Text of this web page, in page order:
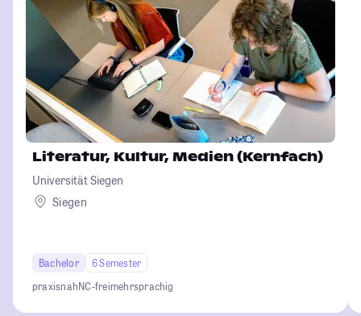
Literatur, Kultur, Medien (Kernfach)
Universität Siegen
Siegen
Bachelor
6 Semester
praxisnahNC-freimehrsprachig